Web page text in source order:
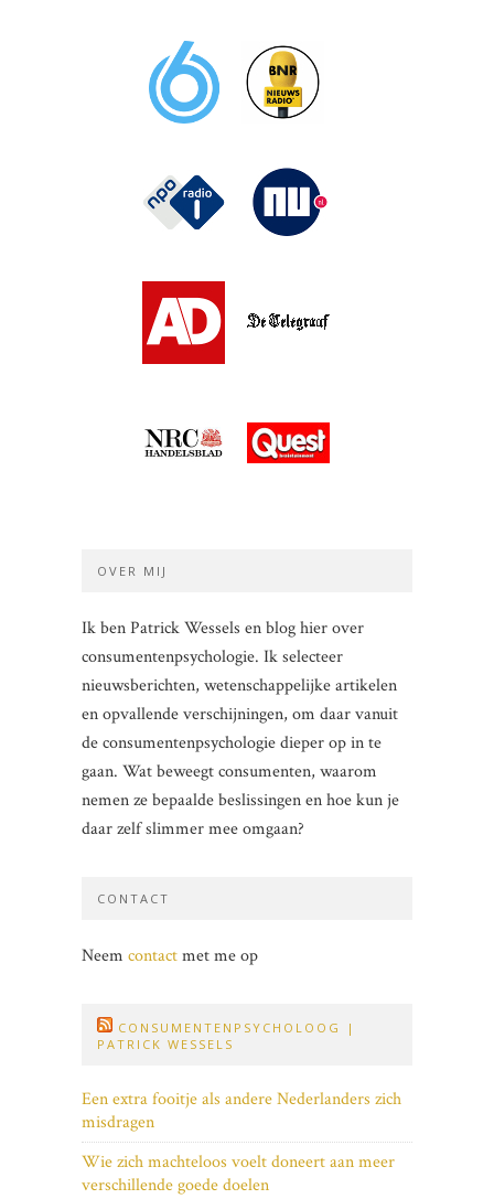
OVER MIJ
Ik ben Patrick Wessels en blog hier over
consumentenpsychologie. Ik selecteer
nieuwsberichten, wetenschappelijke artikelen
en opvallende verschijningen, om daar vanuit
de consumentenpsychologie dieper op in te
gaan. Wat beweegt consumenten, waarom
nemen ze bepaalde beslissingen en hoe kun je
daar zelf slimmer mee omgaan?
CONTACT
Neem contactmet me op
CONSUMENTENPSYCHOLOOG |
PATRICK WESSELS
Een extra fooitje als andere Nederlanders zich
misdragen
Wie zich machteloos voelt doneert aan meer
verschillende goede doelen